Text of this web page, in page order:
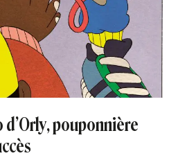
d’Orly, pouponnière